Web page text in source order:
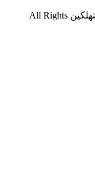
© Copyright 2026, الفدرالية الجزائرية للمستهلكين All Rights